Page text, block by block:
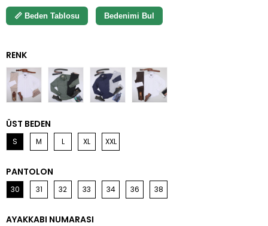
📏 Beden Tablosu Bedenimi Bul
ÜST BEDEN
S M L XL XXL
PANTOLON
30 31 32 33 34 36 38
AYAKKABI NUMARASI